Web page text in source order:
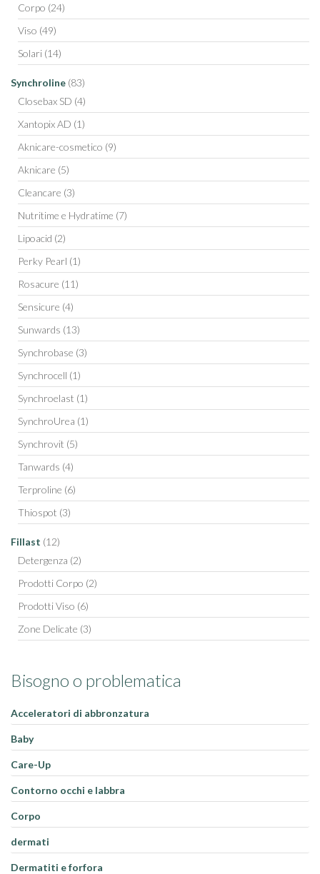
Corpo (24)
Viso (49)
Solari (14)
Synchroline (83)
Closebax SD (4)
Xantopix AD (1)
Aknicare-cosmetico (9)
Aknicare (5)
Cleancare (3)
Nutritime e Hydratime (7)
Lipoacid (2)
Perky Pearl (1)
Rosacure (11)
Sensicure (4)
Sunwards (13)
Synchrobase (3)
Synchrocell (1)
Synchroelast (1)
SynchroUrea (1)
Synchrovit (5)
Tanwards (4)
Terproline (6)
Thiospot (3)
Fillast (12)
Detergenza (2)
Prodotti Corpo (2)
Prodotti Viso (6)
Zone Delicate (3)
Bisogno o problematica
Acceleratori di abbronzatura
Baby
Care-Up
Contorno occhi e labbra
Corpo
dermati
Dermatiti e forfora